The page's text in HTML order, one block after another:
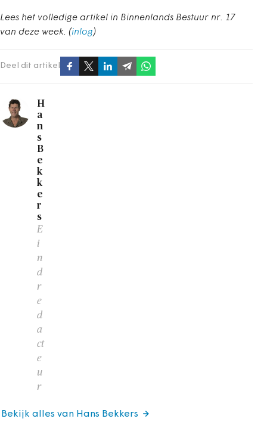
Lees het volledige artikel in Binnenlands Bestuur nr. 17
van deze week. (inlog)
Deel dit artikel
H
a
n
s
B
e
k
k
e
r
s
E
i
n
d
r
e
d
a
ct
e
u
r
Bekijk alles van Hans Bekkers